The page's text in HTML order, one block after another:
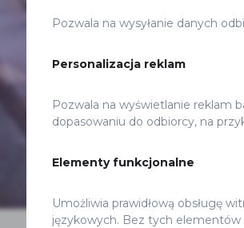
Pozwala na wysyłanie danych
Personalizacja reklam
Pozwala na wyświetlanie reklam
dopasowaniu do odbiorcy, na
Elementy funkcjonalne
Umożliwia prawidłową obsługę
językowych. Bez tych elementów